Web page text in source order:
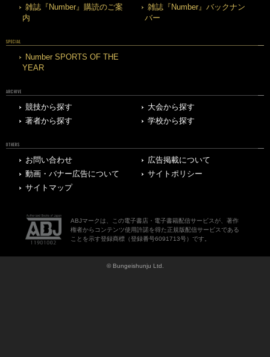
雑誌『Number』購読のご案
内
雑誌『Number』バックナン
バー
SPECIAL
Number SPORTS OF THE
YEAR
ARCHIVE
競技から探す
大会から探す
著者から探す
学校から探す
OTHERS
お問い合わせ
広告掲載について
動画・バナー広告について
サイトポリシー
サイトマップ
ABJマークは、この電子書店・電子書籍配信サービスが、著作
権者からコンテンツ使用許諾を得た正規版配信サービスである
ことを示す登録商標（登録番号6091713号）です。
© Bungeishunju Ltd.